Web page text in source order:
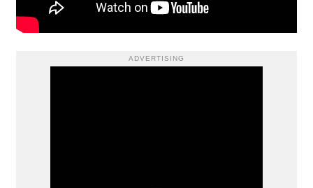
ADVERTISING